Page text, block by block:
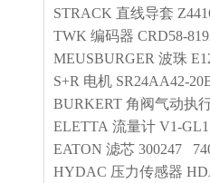
STRACK 直线导套
TWK 编码器 CRD58-
MEUSBURGER 波珠
S+R 电机 SR24AA42-
BURKERT 角阀气动执
ELETTA 流量计 V1-
EATON 滤芯 300247
HYDAC 压力传感器